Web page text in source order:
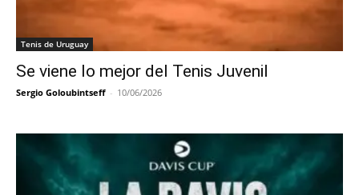
Tenis de Uruguay
Se viene lo mejor del Tenis Juvenil
Sergio Goloubintseff - 10/06/2026